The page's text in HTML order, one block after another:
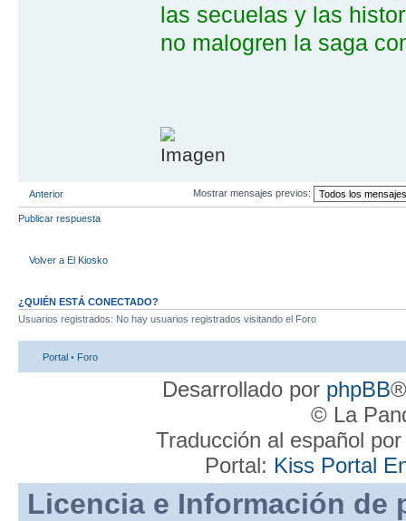
las secuelas y las
no malogren la saga
Anterior Mostrar mensajes previos:
Publicar respuesta
Volver a El Kiosko
¿QUIÉN ESTÁ CONECTADO?
Usuarios registrados: No hay usuarios registrados visitando el Foro
Portal • Foro
Desarrollado por phpBB
© La
Traducción al español
Portal: Kiss Portal
Licencia e Información de